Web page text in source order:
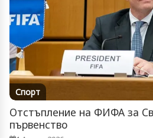
Спорт
Отстъпление на ФИФА за
първенство